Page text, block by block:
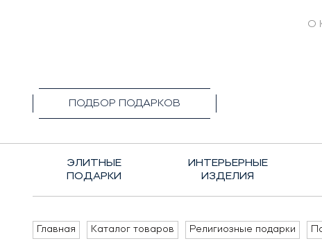
О
ПОДБОР ПОДАРКОВ
ЭЛИТНЫЕ
ПОДАРКИ
ИНТЕРЬЕРНЫЕ
ИЗДЕЛИЯ
Главная Каталог товаров Религиозные подарки